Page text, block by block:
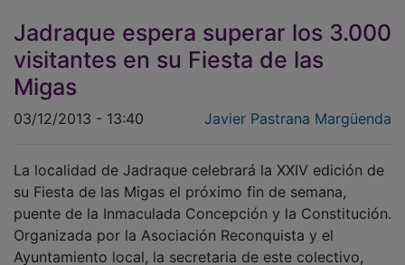
Jadraque espera superar los 3.000
visitantes en su Fiesta de las
Migas
03/12/2013 - 13:40 Javier Pastrana Margüenda
La localidad de Jadraque celebrará la XXIV edición de
su Fiesta de las Migas el próximo fin de semana,
puente de la Inmaculada Concepción y la Constitución.
Organizada por la Asociación Reconquista y el
Ayuntamiento local, la secretaria de este colectivo,